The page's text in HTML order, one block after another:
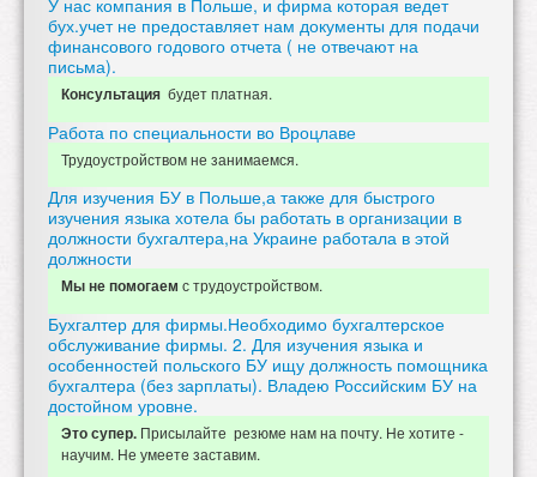
бух.учет не предоставляет нам документы для подачи
финансового годового отчета ( не отвечают на
письма).
Консультация будет платная.
Работа по специальности во Вроцлаве
Трудоустройством не занимаемся.
Для изучения БУ в Польше,а также для быстрого
изучения языка хотела бы работать в организации в
должности бухгалтера,на Украине работала в этой
должности
Мы не помогаем с трудоустройством.
Бухгалтер для фирмы.Необходимо бухгалтерское
обслуживание фирмы. 2. Для изучения языка и
особенностей польского БУ ищу должность помощника
бухгалтера (без зарплаты). Владею Российским БУ на
достойном уровне.
Это супер. Присылайте резюме нам на почту. Не хотите -
научим. Не умеете заставим.